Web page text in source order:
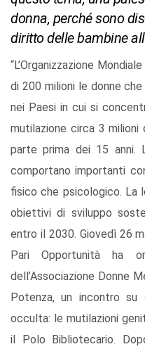
donna, perché sono
diritto delle bambine
“L’Organizzazione
di 200 milioni le donne
nei Paesi in cui si
mutilazione circa 3 milioni
parte prima dei 15 anni.
comportano importanti
fisico che psicologico. La
obiettivi di sviluppo
entro il 2030. Giovedì 26
Pari Opportunità ha
dell’Associazione Donne
Potenza, un incontro su
occulta: le mutilazioni
il Polo Bibliotecario.